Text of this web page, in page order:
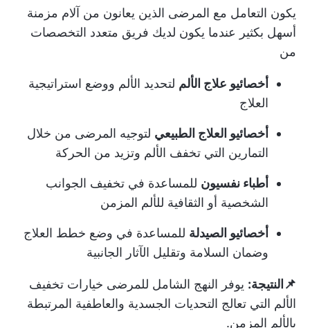
يكون التعامل مع المرضى الذين يعانون من آلام مزمنة
أسهل بكثير عندما يكون لديك فريق متعدد التخصصات
من
أخصائيو علاج الألم لتحديد الألم ووضع استراتيجية
العلاج
أخصائيو العلاج الطبيعي لتوجيه المرضى من خلال
التمارين التي تخفف الألم وتزيد من الحركة
أطباء نفسيون للمساعدة في تخفيف الجوانب
الشخصية أو الثقافية للألم المزمن
أخصائيو الصيدلة للمساعدة في وضع خطط العلاج
وضمان السلامة وتقليل الآثار الجانبية
📌النتيجة: يوفر النهج الشامل للمرضى خيارات تخفيف
الألم التي تعالج التحديات الجسدية والعاطفية المرتبطة
بالألم المزمن.